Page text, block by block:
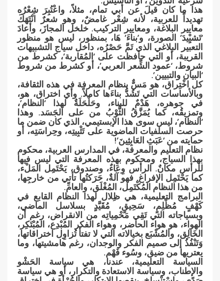
هذا ما كان قيلَ عن أبي تمام، مثلاً، واعْتُبِرَ شِعْرُه
تهديداً للعربية، لأنه شِعْر غامضٌ، وهو شعرٌ انْتَهَكَ
معايير البلاغة، ومعايير التركيب. خلخل المجازَ، وأعادَ
‘تَشيِْيدَ’ الصورة، و’بناءَ’ هَا، بمنظور، ليس هو منظور
التعبير البلاغي الذي تَمَّ حَصْرُه، داخل سياج التشبيهات
القريبة، أو التي حافظت على ‘المُقاربة’، كشرط من
شروط، ‘عمود الشِّعر العربي’، أو كشرط من شروط
‘البيان والتبيين’.
كل اخْتِراق، هو مَسٌّ بنظام المعرفة في هذه الثقافة،
وبالأساسات التي تَشُدُّ بناءَها كاملاً. وأي اختراق، هو،
في جوهره، هَدْمٌ للبناء، وحَلْحَلَةٌ لهذا ‘النظام’،
وتمزيقُه، كما يُمَزَّقُ الثَّوْبُ من على الجَسَد. وهذا
‘النظام’، ليس سوى هذا الإبستيمي، الذي كان ضمن ما
حرصت السلفيات الماضوية على تَثْبِيتِه، وحِراسَتِه، أو
حمايته من ‘عَبَثِ العَابِثِينَ’!
نظام التعليم والمعرفة، في المدارس العربية، محكوم
بهذا السياج، ومحكوم بهذه المعرفة التي ليس فيها
للرأس مكانٌ. الرأس وِعَاءٌ، وصندوق، يَحْتَمِل المَلْء،
كما يَحْتَمِل الإفراغ. فهو آلةٌ، حَرَكتُها تأتي من خارجِها،
من هذا النظام المُكْتَمِل، المُغْلَق، والعامِّ.
البرامج التعليمية، هي ظِلال لهذا النظام القابع في
كَهْفٍ مُظْلِمٍ، سَحِيقٍ، مُقَيَّدٍ بسلاسل الماضي،
وبسياجاته التي تَقِي مَحْمِياتِه من الانقراض، رغم أن
الهواء، هو هواء الحاضر، وهواء الفكر المُبْدِع، المُبْتَكِر،
الخَالِق، والمُشْبَع بخيالاته التي لا تفتأ تُزاوِل اختراقاتها،
وَتَنْفُذُ إلى صميم الفكر والوجدان، رغم هامشيتها، وما
يعتريها من ضيق، وسُوء فَهْم.
السياسة التعليمية، عندنا، هي سياسة الحَشْو
والإطناب، وسياسة الاستعادة والتكرار، أو هي سياسة